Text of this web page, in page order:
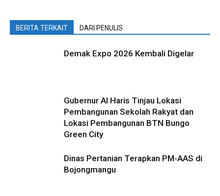
BERITA TERKAIT DARI PENULIS
Demak Expo 2026 Kembali Digelar
Gubernur Al Haris Tinjau Lokasi
Pembangunan Sekolah Rakyat dan
Lokasi Pembangunan BTN Bungo
Green City
Dinas Pertanian Terapkan PM-AAS di
Bojongmangu